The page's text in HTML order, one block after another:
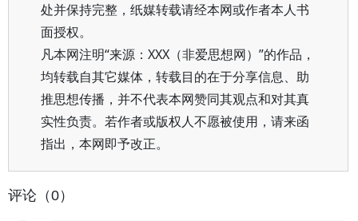
处并保持完整，纸媒转载请经本网或作者本人书
面授权。
凡本网注明“来源：XXX（非爱思想网）”的作品，
均转载自其它媒体，转载目的在于分享信息、助
推思想传播，并不代表本网赞同其观点和对其真
实性负责。若作者或版权人不愿被使用，请来函
指出，本网即予改正。
评论（0）